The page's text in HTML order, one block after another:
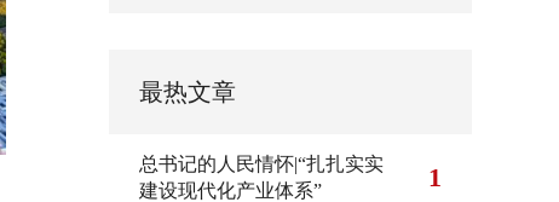
最热文章
总书记的人民情怀|“扎扎实实
建设现代化产业体系”
1